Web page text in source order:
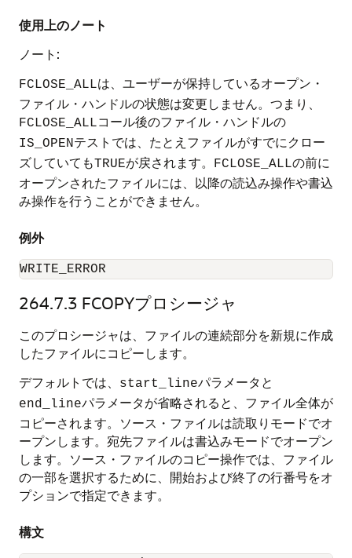
使用上のノート
ノート:
FCLOSE_ALLは、ユーザーが保持しているオープン・
ファイル・ハンドルの状態は変更しません。つまり、
FCLOSE_ALLコール後のファイル・ハンドルの
IS_OPENテストでは、たとえファイルがすでにクロー
ズしていてもTRUEが戻されます。 FCLOSE_ALLの前に
オープンされたファイルには、以降の読込み操作や書込
み操作を行うことができません。
例外
WRITE_ERROR
264.7.3 FCOPYプロシージャ
このプロシージャは、ファイルの連続部分を新規に作成
したファイルにコピーします。
デフォルトでは、
start_lineパラメータと
end_lineパラメータが省略されると、ファイル全体が
コピーされます。ソース・ファイルは読取りモードでオ
ープンします。宛先ファイルは書込みモードでオープン
します。ソース・ファイルのコピー操作では、ファイル
の一部を選択するために、開始および終了の行番号をオ
プションで指定できます。
構文